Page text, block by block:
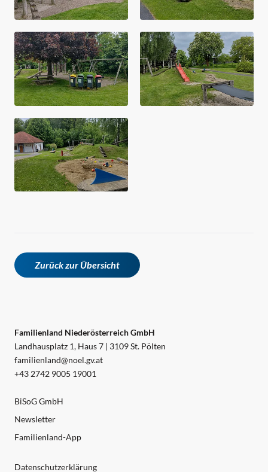
Zurück zur Übersicht
Familienland Niederösterreich GmbH
Landhausplatz 1, Haus 7 | 3109 St. Pölten
familienland@noel.gv.at
+43 2742 9005 19001
BiSoG GmbH
Newsletter
Familienland-App
Datenschutzerklärung